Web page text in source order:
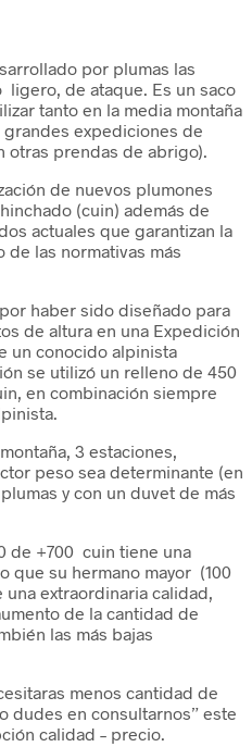
por plumas las
ligero, de ataque. Es un saco
tanto en la media montaña
grandes expediciones de
otras prendas de abrigo).
de nuevos plumones
(cuin) además de
actuales que garantizan la
las normativas más
haber sido diseñado para
de altura en una Expedición
un conocido alpinista
se utilizó un relleno de 450
en combinación siempre
3 estaciones,
peso sea determinante (en
y con un duvet de más
de +700 cuin tiene una
que su hermano mayor (100
extraordinaria calidad,
de la cantidad de
las más bajas
menos cantidad de
dudes en consultarnos” este
calidad – precio.